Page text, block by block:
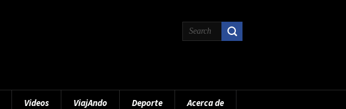
Videos ViajAndo Deporte Acerca de